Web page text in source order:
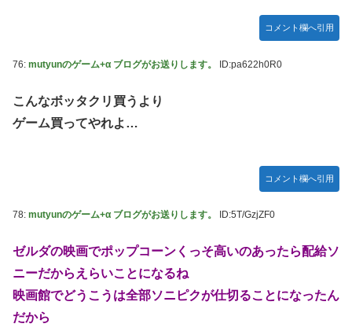
コメント欄へ引用
76: mutyunのゲーム+α ブログがお送りします。 ID:pa622h0R0
こんなボッタクリ買うより
ゲーム買ってやれよ…
コメント欄へ引用
78: mutyunのゲーム+α ブログがお送りします。 ID:5T/GzjZF0
ゼルダの映画でポップコーンくっそ高いのあったら配給ソ
ニーだからえらいことになるね
映画館でどうこうは全部ソニピクが仕切ることになったん
だから